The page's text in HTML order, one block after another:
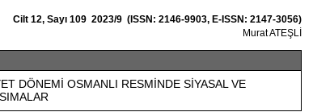
Cilt 12, Sayı 109 2023/9 (ISSN: 2146-9903, E-ISSN: 2147-3056)
Murat ATEŞLİ
DÖNEMİ OSMANLI RESMİNDE SİYASAL VE